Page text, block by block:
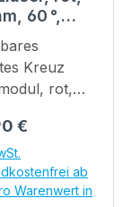
60 °,
12 V DC,
mm,
1,
einstellbar,
Kreuz
rot,
20x73mm,
1
Laser
Preis:
€
ab
Warenwert in